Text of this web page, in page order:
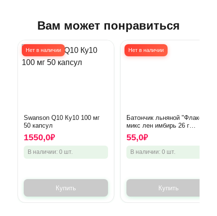
Вам может понравиться
Нет в наличии
Swanson Q10 Ку10 100 мг
50 капсул
1550,0₽
В наличии: 0 шт.
Купить
Нет в наличии
Батончик льняной "Флакс"
микс лен имбирь 26 г
(Компас здоровья)
55,0₽
В наличии: 0 шт.
Купить